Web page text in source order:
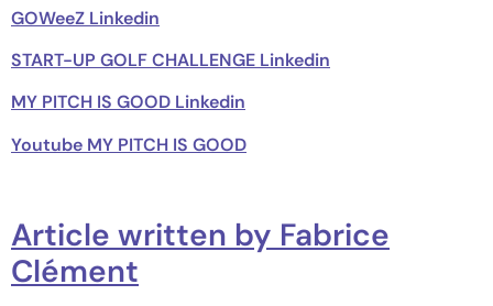
GOWeeZ Linkedin
START-UP GOLF CHALLENGE Linkedin
MY PITCH IS GOOD Linkedin
Youtube MY PITCH IS GOOD
Article written by Fabrice
Clément